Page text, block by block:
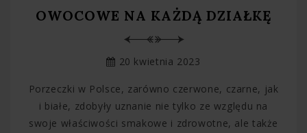
OWOCOWE NA KAŻDĄ DZIAŁKĘ
20 kwietnia 2023
Porzeczki w Polsce, zarówno czerwone, czarne, jak
i białe, zdobyły uznanie nie tylko ze względu na
swoje właściwości smakowe i zdrowotne, ale także